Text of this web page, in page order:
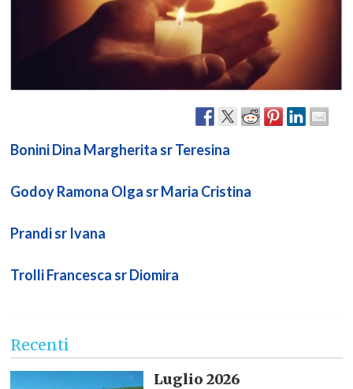
Bonini Dina Margherita sr Teresina
Godoy Ramona Olga sr Maria Cristina
Prandi sr Ivana
Trolli Francesca sr Diomira
Recenti
Luglio 2026